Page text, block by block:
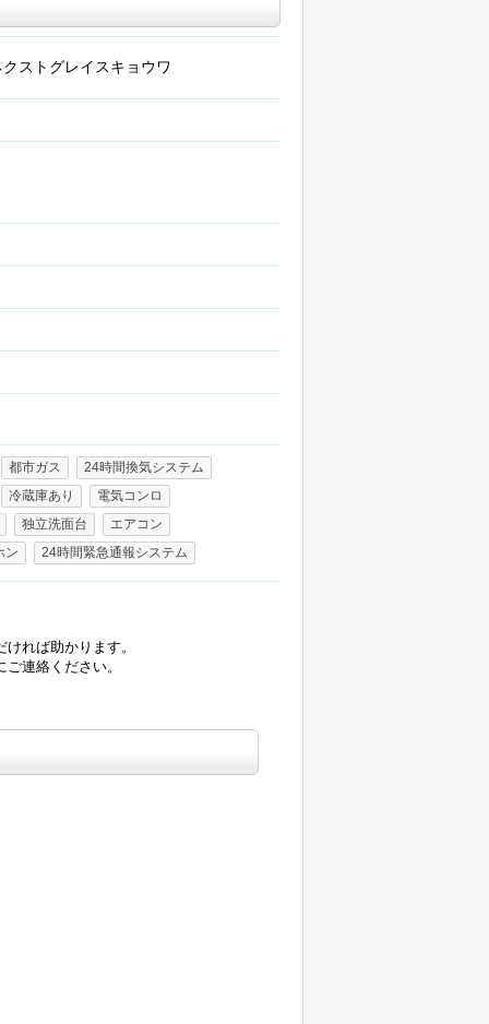
ストグレイスキョウワ
都市ガス
24時間換気システム
冷蔵庫あり
電気コンロ
独立洗面台
エアコン
ン
24時間緊急通報システム
れば助かります。
連絡ください。